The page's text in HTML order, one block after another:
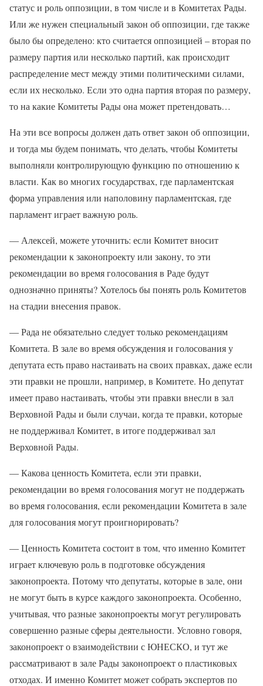
статус и роль оппозиции, в том числе и в Комитетах Рады.
Или же нужен специальный закон об оппозиции, где также
было бы определено: кто считается оппозицией – вторая по
размеру партия или несколько партий, как происходит
распределение мест между этими политическими силами,
если их несколько. Если это одна партия вторая по размеру,
то на какие Комитеты Рады она может претендовать…
На эти все вопросы должен дать ответ закон об оппозиции,
и тогда мы будем понимать, что делать, чтобы Комитеты
выполняли контролирующую функцию по отношению к
власти. Как во многих государствах, где парламентская
форма управления или наполовину парламентская, где
парламент играет важную роль.
— Алексей, можете уточнить: если Комитет вносит
рекомендации к законопроекту или закону, то эти
рекомендации во время голосования в Раде будут
однозначно приняты? Хотелось бы понять роль Комитетов
на стадии внесения правок.
— Рада не обязательно следует только рекомендациям
Комитета. В зале во время обсуждения и голосования у
депутата есть право настаивать на своих правках, даже если
эти правки не прошли, например, в Комитете. Но депутат
имеет право настаивать, чтобы эти правки внесли в зал
Верховной Рады и были случаи, когда те правки, которые
не поддерживал Комитет, в итоге поддерживал зал
Верховной Рады.
— Какова ценность Комитета, если эти правки,
рекомендации во время голосования могут не поддержать
во время голосования, если рекомендации Комитета в зале
для голосования могут проигнорировать?
— Ценность Комитета состоит в том, что именно Комитет
играет ключевую роль в подготовке обсуждения
законопроекта. Потому что депутаты, которые в зале, они
не могут быть в курсе каждого законопроекта. Особенно,
учитывая, что разные законопроекты могут регулировать
совершенно разные сферы деятельности. Условно говоря,
законопроект о взаимодействии с ЮНЕСКО, и тут же
рассматривают в зале Рады законопроект о пластиковых
отходах. И именно Комитет может собрать экспертов по